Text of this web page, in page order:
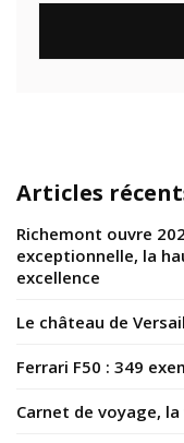
Articles
Richemont ouvre
exceptionnelle, la
excellence
Le château de
Ferrari F50 : 349
Carnet de voyage, la